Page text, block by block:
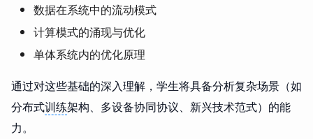
数据在系统中的流动模式
计算模式的涌现与优化
单体系统内的优化原理
通过对这些基础的深入理解，学生将具备分析复杂场景（如
分布式训练架构、多设备协同协议、新兴技术范式）的能
力。